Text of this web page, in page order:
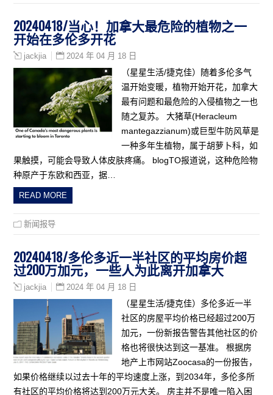
20240418/当心！加拿大最危险的植物之一
开始在多伦多开花
jackjia 2024 年 04 月 18 日
（星星生活/捷克佳）随着多伦多气
温开始变暖，植物开始开花，加拿大
最有问题和最危险的入侵植物之一也
随之复苏。 大猪草(Heracleum
mantegazzianum)或巨型牛防风草是
一种多年生植物，属于胡萝卜科，如
果触摸，可能会导致人体皮肤疼痛。 blogTO报道说，这种危险物
种原产于东欧和西亚，据…
READ MORE
新闻报导
20240418/多伦多近一半社区的平均房价超
过200万加元，一些人为此离开加拿大
jackjia 2024 年 04 月 18 日
（星星生活/捷克佳）多伦多近一半
社区的房屋平均价格已经超过200万
加元，一份新报告警告其他社区的价
格也将很快达到这一基准。 根据房
地产上市网站Zoocasa的一份报告，
如果价格继续以过去十年的平均速度上涨，到2034年，多伦多所
有社区的平均价格将达到200万元大关。 房主并不是唯一陷入困